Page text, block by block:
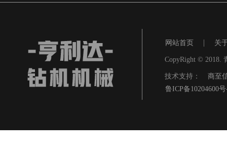
网站首页 | 关
CopyRight © 2018.
技术支持：
商至
鲁ICP备10204600